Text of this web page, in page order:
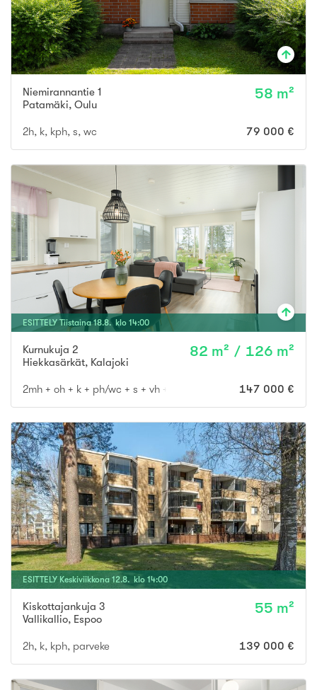
Niemirannantie 1
Patamäki, Oulu
58 m²
2h, k, kph, s, wc 79 000 €
ESITTELY Tiistaina 18.8. klo 14:00
Kurnukuja 2
Hiekkasärkät, Kalajoki
82 m² / 126 m²
2mh + oh + k + ph/wc + s + vh + wc 147 000 €
ESITTELY Keskiviikkona 12.8. klo 14:00
Kiskottajankuja 3
Vallikallio, Espoo
55 m²
2h, k, kph, parveke 139 000 €